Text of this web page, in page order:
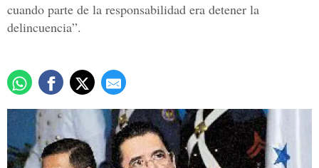
cuando parte de la responsabilidad era detener la
delincuencia”.